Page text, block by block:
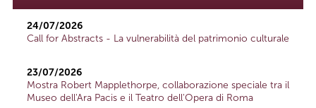
24/07/2026
Call for Abstracts - La vulnerabilità del patrimonio culturale
23/07/2026
Mostra Robert Mapplethorpe, collaborazione speciale tra il
Museo dell'Ara Pacis e il Teatro dell'Opera di Roma